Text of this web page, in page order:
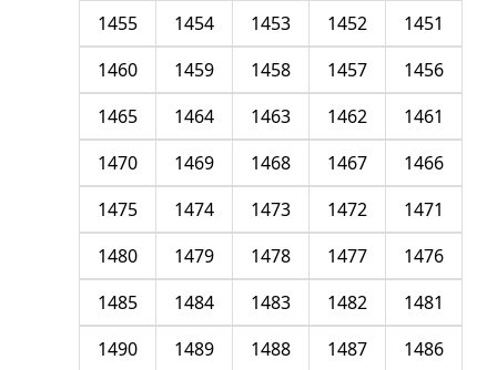
1451
1452
1453
1454
1455
1456
1457
1458
1459
1460
1461
1462
1463
1464
1465
1466
1467
1468
1469
1470
1471
1472
1473
1474
1475
1476
1477
1478
1479
1480
1481
1482
1483
1484
1485
1486
1487
1488
1489
1490